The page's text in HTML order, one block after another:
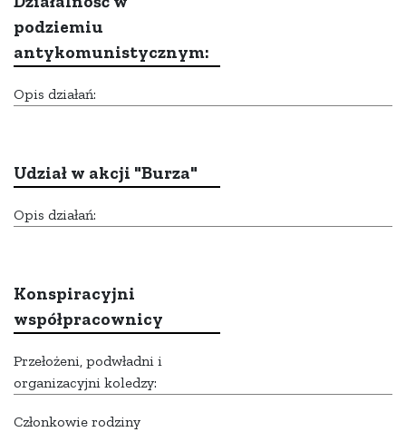
podziemiu
antykomunistycznym:
Opis działań:
Udział w akcji "Burza"
Opis działań:
Konspiracyjni
współpracownicy
Przełożeni, podwładni i
organizacyjni koledzy:
Członkowie rodziny